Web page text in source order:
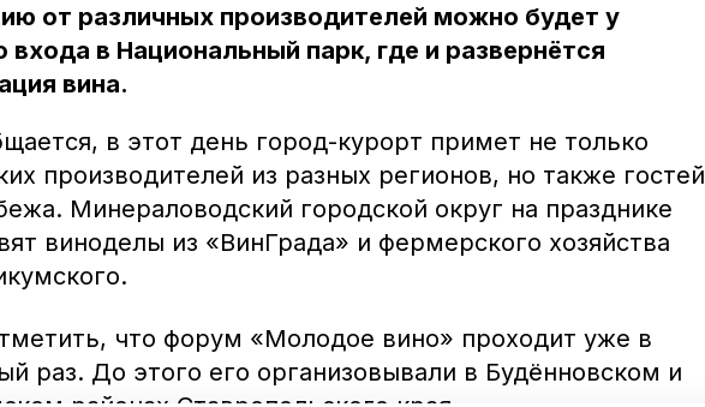
от различных производителей можно будет у
входа в Национальный парк, где и развернётся
вина.
в этот день город-курорт примет не только
производителей из разных регионов, но также гостей
Минераловодский городской округ на празднике
виноделы из «ВинГрада» и фермерского хозяйства
что форум «Молодое вино» проходит уже в
раз. До этого его организовывали в Будённовском и